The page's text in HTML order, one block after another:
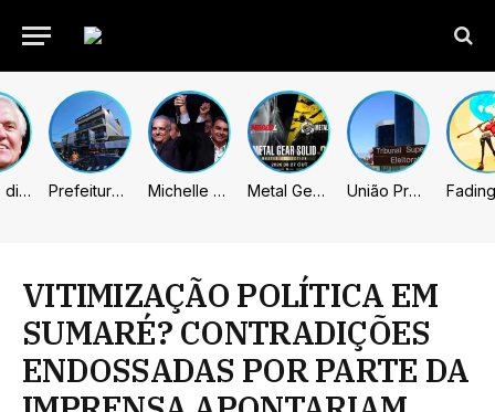
Caiado diz que “governa” com emendas e julga facções terroristas Prefeitura de Sumaré inaugura nova subsede da GCM na Área Cura Michelle celebra vice de Flávio: “Que chapa possa ser vitoriosa” Metal Gear Solid: Master Collection 2 terá legendas e menus em portugues União Progressista e PL terão mais tempo de propaganda eleitoral
VITIMIZAÇÃO POLÍTICA EM
SUMARÉ? CONTRADIÇÕES
ENDOSSADAS POR PARTE DA